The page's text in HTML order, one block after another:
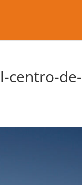
centro-de-